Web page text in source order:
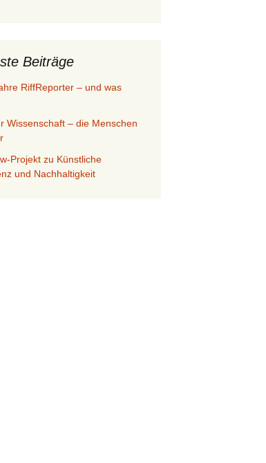
Beiträge
RiffReporter – und was
Wissenschaft – die Menschen
Projekt zu Künstliche
und Nachhaltigkeit